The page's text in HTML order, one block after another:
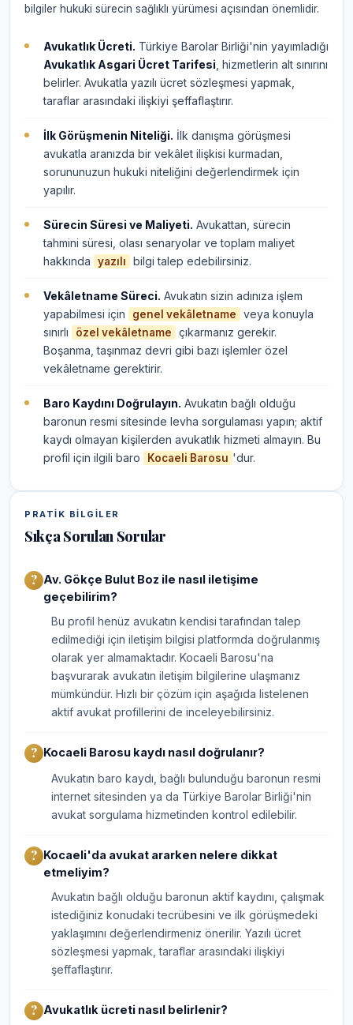
bilgiler hukuki sürecin sağlıklı yürümesi açısından önemlidir.
Avukatlık Ücreti. Türkiye Barolar Birliği'nin yayımladığı
Avukatlık Asgari Ücret Tarifesi , hizmetlerin alt sınırını
belirler. Avukatla yazılı ücret sözleşmesi yapmak,
taraflar arasındaki ilişkiyi şeffaflaştırır.
İlk Görüşmenin Niteliği. İlk danışma görüşmesi
avukatla aranızda bir vekâlet ilişkisi kurmadan,
sorununuzun hukuki niteliğini değerlendirmek için
yapılır.
Sürecin Süresi ve Maliyeti. Avukattan, sürecin
tahmini süresi, olası senaryolar ve toplam maliyet
hakkında
yazılı bilgi talep edebilirsiniz.
Vekâletname Süreci. Avukatın sizin adınıza işlem
yapabilmesi için
genel vekâletname
veya konuyla
sınırlı
özel vekâletname
çıkarmanız gerekir.
Boşanma, taşınmaz devri gibi bazı işlemler özel
vekâletname gerektirir.
Baro Kaydını Doğrulayın. Avukatın bağlı olduğu
baronun resmi sitesinde levha sorgulaması yapın; aktif
kaydı olmayan kişilerden avukatlık hizmeti almayın. Bu
profil için ilgili baro
Kocaeli Barosu 'dur.
PRATIK BILGILER
Sıkça Sorulan Sorular
Av. Gökçe Bulut Boz ile nasıl iletişime
geçebilirim?
Bu profil henüz avukatın kendisi tarafından talep
edilmediği için iletişim bilgisi platformda doğrulanmış
olarak yer almamaktadır. Kocaeli Barosu'na
başvurarak avukatın iletişim bilgilerine ulaşmanız
mümkündür. Hızlı bir çözüm için aşağıda listelenen
aktif avukat profillerini de inceleyebilirsiniz.
Kocaeli Barosu kaydı nasıl doğrulanır?
Avukatın baro kaydı, bağlı bulunduğu baronun resmi
internet sitesinden ya da Türkiye Barolar Birliği'nin
avukat sorgulama hizmetinden kontrol edilebilir.
Kocaeli'da avukat ararken nelere dikkat
etmeliyim?
Avukatın bağlı olduğu baronun aktif kaydını, çalışmak
istediğiniz konudaki tecrübesini ve ilk görüşmedeki
yaklaşımını değerlendirmeniz önerilir. Yazılı ücret
sözleşmesi yapmak, taraflar arasındaki ilişkiyi
şeffaflaştırır.
Avukatlık ücreti nasıl belirlenir?